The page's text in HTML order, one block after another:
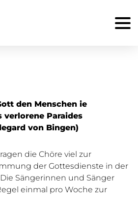
den Menschen ie
verlorene Paraides
von Bingen)
die Chöre viel zur
der Gottesdienste in der
Die Sängerinnen und Sänger
einmal pro Woche zur